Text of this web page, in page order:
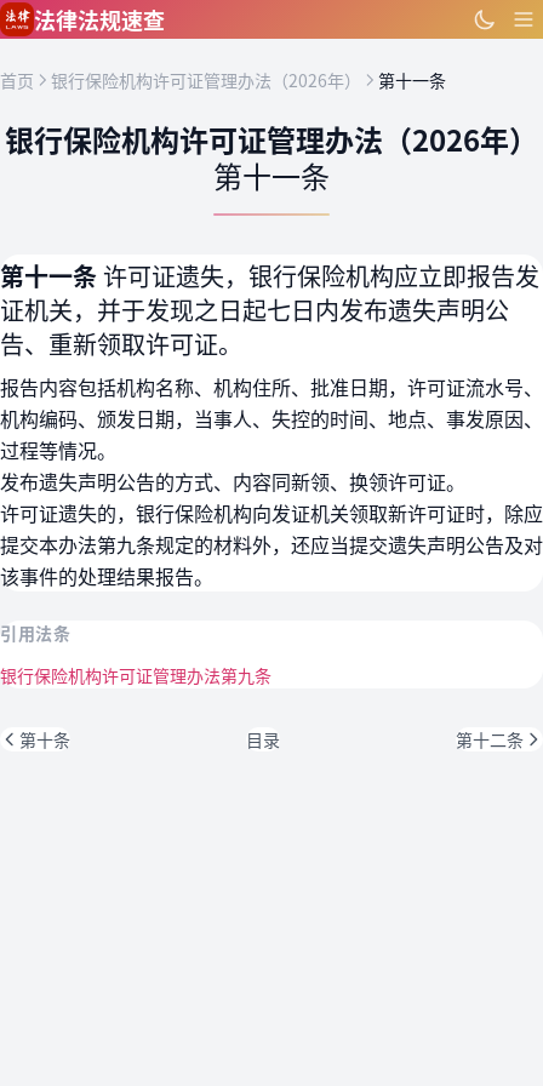
跳到主要内容
法律法规速查
首页 银行保险机构许可证管理办法（2026年） 第十一条
银行保险机构许可证管理办法（2026年）
第十一条
第十一条许可证遗失，银行保险机构应立即报告发
证机关，并于发现之日起七日内发布遗失声明公
告、重新领取许可证。
报告内容包括机构名称、机构住所、批准日期，许可证流水号、
机构编码、颁发日期，当事人、失控的时间、地点、事发原因、
过程等情况。
发布遗失声明公告的方式、内容同新领、换领许可证。
许可证遗失的，银行保险机构向发证机关领取新许可证时，除应
提交本办法第九条规定的材料外，还应当提交遗失声明公告及对
该事件的处理结果报告。
引用法条
银行保险机构许可证管理办法第九条
第十条 目录 第十二条